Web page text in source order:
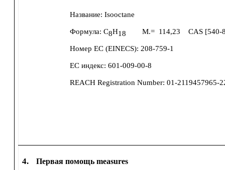
Название: Isooctane
Формула: C8H18 M.= 114,23 CAS [540-
Номер ЕС (EINECS): 208-759-1
ЕС индекс: 601-009-00-8
REACH Registration Number: 01-2119457965-
4. Первая помощь measures